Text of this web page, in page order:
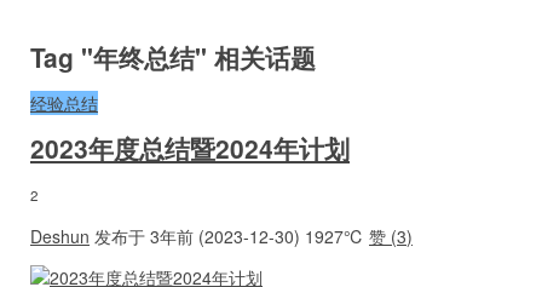
Tag "年终总结" 相关话题
经验总结
2023年度总结暨2024年计划
2
Deshun 发布于 3年前 (2023-12-30) 1927℃ 赞 (3)